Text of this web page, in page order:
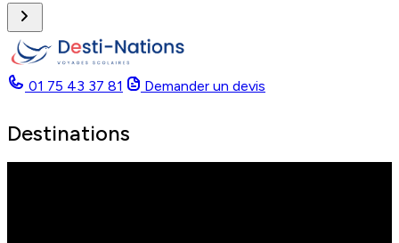
01 75 43 37 81 Demander un devis
Destinations